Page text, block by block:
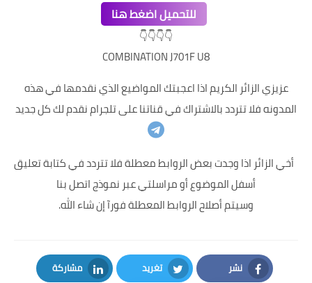
للتحميل اضغط هنا
👇👇👇👇
COMBINATION J701F U8
عزيزي الزائر الكريم اذا اعجبتك المواضيع الذي نقدمها في هذه
المدونه فلا تتردد بالاشتراك في قناتنا على تلجرام نقدم لك كل جديد
أخي الزائر اذا وجدت بعض الروابط معطلة فلا تتردد في كتابة تعليق
أسفل الموضوع أو مراسلتي عبر نموذج اتصل بنا
وسيتم أصلاح الروابط المعطلة فورآ إن شاء الله.
نشر تغريد مشاركة